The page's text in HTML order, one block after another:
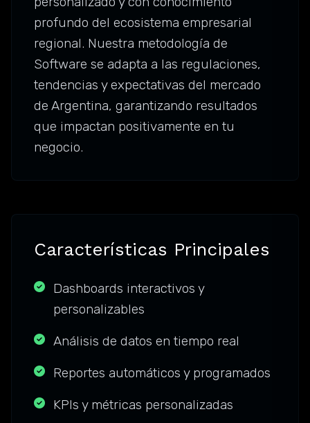
profundo del ecosistema empresarial
regional. Nuestra metodología de
Software se adapta a las regulaciones,
tendencias y expectativas del mercado
de Argentina, garantizando resultados
que impactan positivamente en tu
negocio.
Características Principales
Dashboards interactivos y
personalizables
Análisis de datos en tiempo real
Reportes automáticos y programados
KPIs y métricas personalizadas